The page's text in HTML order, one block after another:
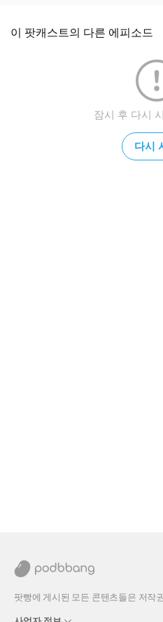
이 팟캐스트의 다른 에피소드
잠시 후 다시
다시
팟빵에 게시된 모든 콘텐츠들은 저작